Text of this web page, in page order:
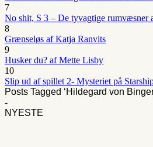
7
No shit, S 3 – De tyvagtige rumvæsner
8
Grænseløs af Katja Ranvits
9
Husker du? af Mette Lisby
10
Slip ud af spillet 2- Mysteriet på
Posts Tagged ‘Hildegard von
-
NYESTE